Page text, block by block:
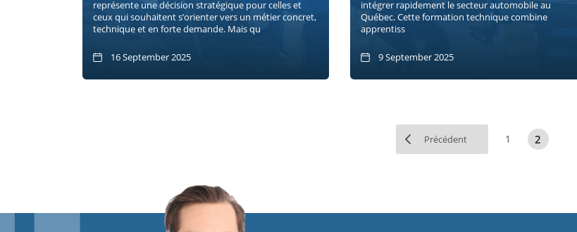
représente une décision stratégique pour celles et
ceux qui souhaitent s’orienter vers un métier concret,
technique et en forte demande. Mais qu
16 September 2025
intégrer rapidement le secteur automobile au
Québec. Cette formation technique combine
apprentiss
9 September 2025
Précédent 1 2